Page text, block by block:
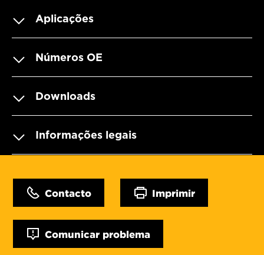
Aplicações
Números OE
Downloads
Informações legais
Contacto Imprimir
Comunicar problema